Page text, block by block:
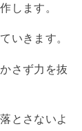
します。
いきます。
さず力を抜
とさないよ